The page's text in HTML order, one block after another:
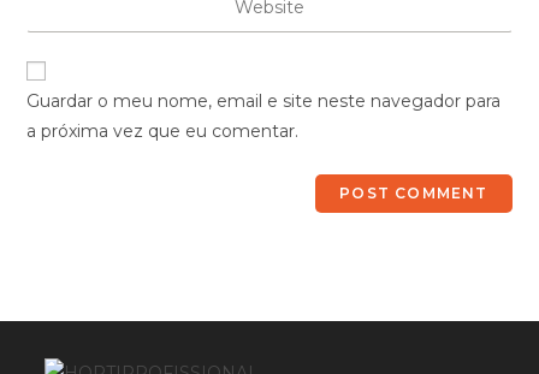
Guardar o meu nome, email e site neste navegador para
a próxima vez que eu comentar.